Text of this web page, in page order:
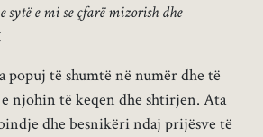
e mi se çfarë mizorish dhe
të shumtë në numër dhe të
e njohin të keqen dhe shtirjen. Ata
dhe besnikëri ndaj prijësve të